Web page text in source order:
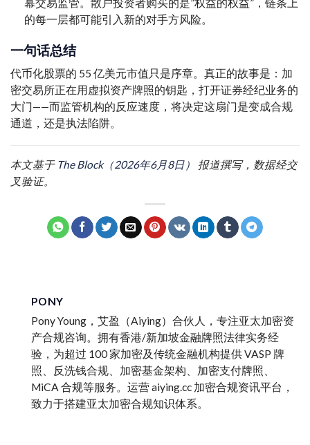
幕交易监管。散户投资者购买的是”权益的权益”，链条上
的每一层都可能引入新的对手方风险。
一句话总结
代币化股票的 55 亿美元市值只是序章。真正的故事是：加
密交易所正在用虚拟资产牌照的钥匙，打开证券经纪业务的
大门——而监管机构的反应速度，将决定这扇门是变成合规
通道，还是执法陷阱。
本文基于 The Block（2026年6月8日）
报道撰写，数据经交
叉验证。
PONY
Pony Young，艾盈（Aiying）合伙人，专注亚太加密资
产合规咨询。拥有香港/新加坡金融牌照法律实务经
验，为超过 100 家加密及传统金融机构提供 VASP 牌
照、反洗钱合规、加密基金架构、加密支付牌照、
MiCA 合规等服务。运营 aiying.cc 加密合规资讯平台，
致力于搭建亚太加密合规知识体系。